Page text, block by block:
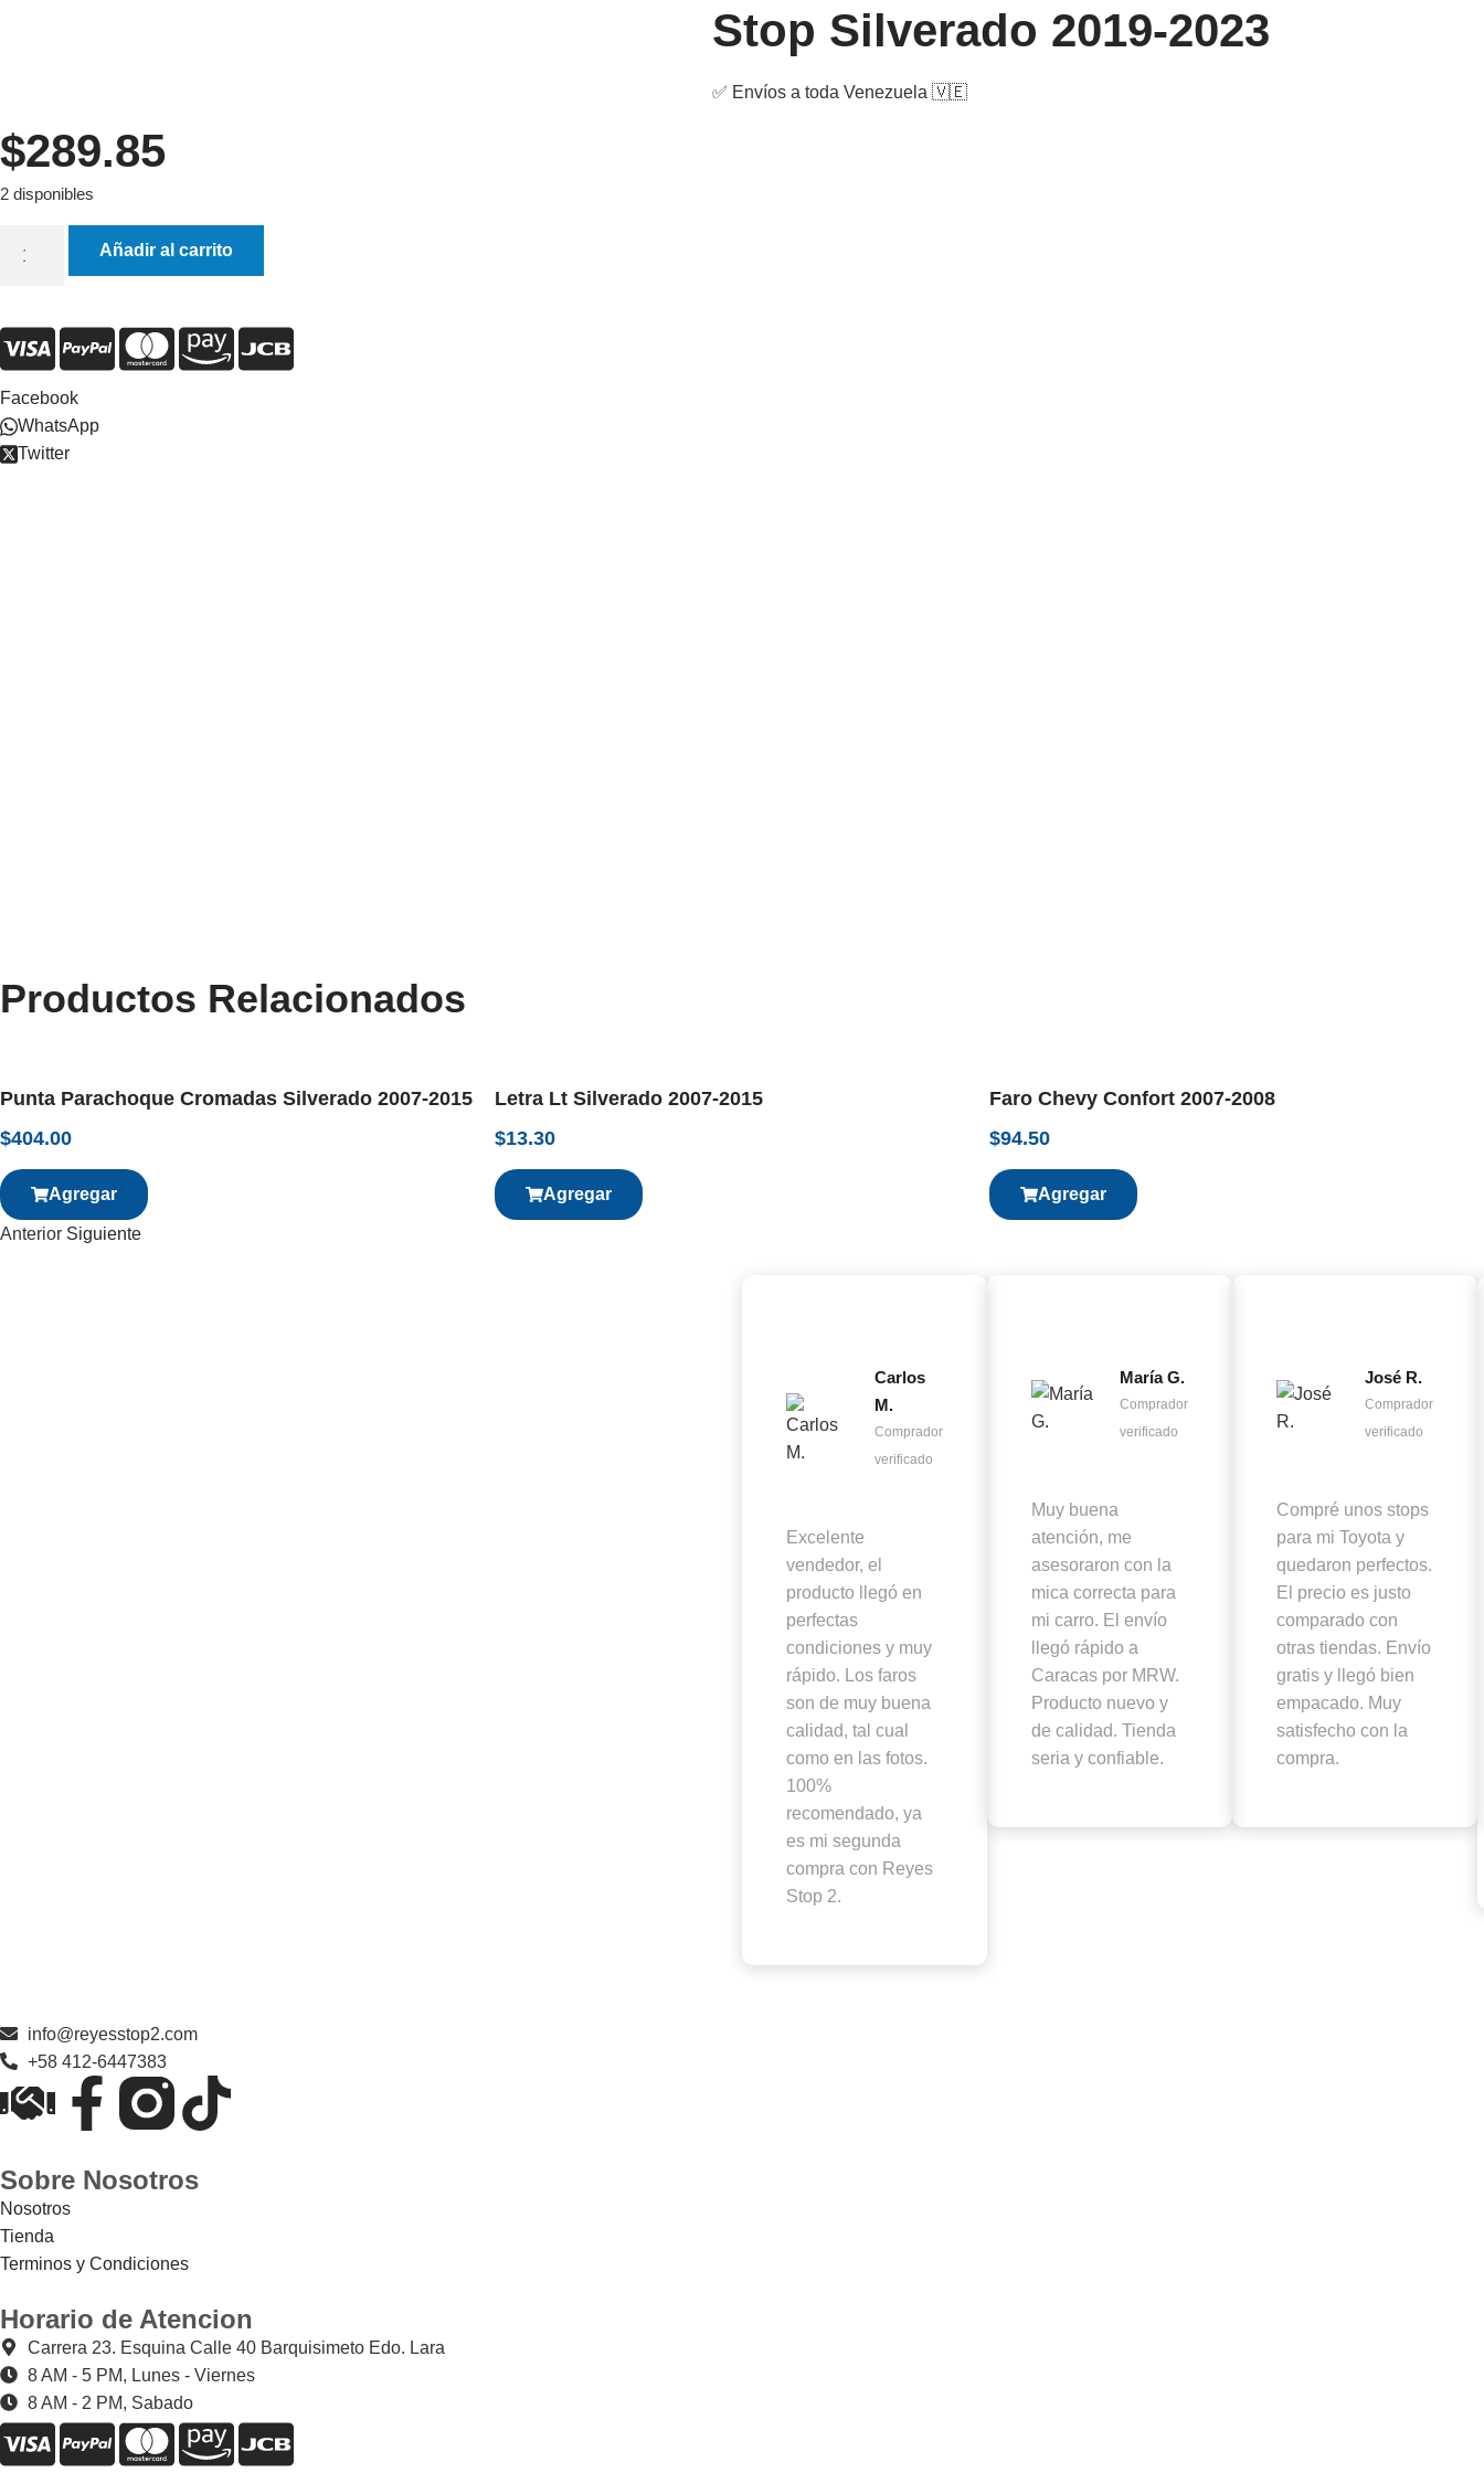
Stop Silverado 2019-2023
✅ Envíos a toda Venezuela 🇻🇪
$289.85
2 disponibles
Añadir al carrito
Facebook
WhatsApp
Twitter
Productos Relacionados
Punta Parachoque Cromadas Silverado 2007-2015
$404.00
Agregar
Letra Lt Silverado 2007-2015
$13.30
Agregar
Faro Chevy Confort 2007-2008
$94.50
Agregar
Anterior Siguiente
Carlos
M.
Comprador
verificado
Excelente
vendedor, el
producto llegó en
perfectas
condiciones y muy
rápido. Los faros
son de muy buena
calidad, tal cual
como en las fotos.
100%
recomendado, ya
es mi segunda
compra con Reyes
Stop 2.
María G.
Comprador
verificado
Muy buena
atención, me
asesoraron con la
mica correcta para
mi carro. El envío
llegó rápido a
Caracas por MRW.
Producto nuevo y
de calidad. Tienda
seria y confiable.
José R.
Comprador
verificado
Compré unos stops
para mi Toyota y
quedaron perfectos.
El precio es justo
comparado con
otras tiendas. Envío
gratis y llegó bien
empacado. Muy
satisfecho con la
compra.
info@reyesstop2.com
+58 412-6447383
Sobre Nosotros
Nosotros
Tienda
Terminos y Condiciones
Horario de Atencion
Carrera 23. Esquina Calle 40 Barquisimeto Edo. Lara
8 AM - 5 PM, Lunes - Viernes
8 AM - 2 PM, Sabado